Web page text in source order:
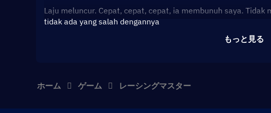
Laju meluncur. Cepat, cepat, cepat, ia membunuh saya. Tidak
tidak ada yang salah dengannya
もっと見る
ホーム ゲーム レーシングマスター